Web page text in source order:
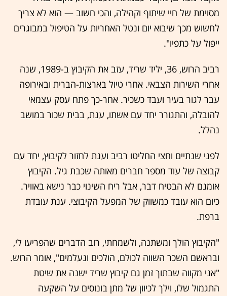
מסוימת של חיי שיתוף וקהילה, והכי חשוב — הוא לא צריך
לחשוש מכך שיבוא יום ונטל האחריות על הטיפול במבוגרים
ייפול על כתפיו".
רביב הרוש, 36, יליד שריד, עזב את הקיבוץ ב-1989, שנה
אחרי השירות הצבאי. אחרי טיול בארצות-הברית ובאירופה
עבר לגור בעיר ועבד כשכיר. אחר-כך פתח עסק עצמאי
להובלה, והתגורר יחד עם אשתו, ענת, בבית שכור במושב
נהלל.
לפני שנתיים וחצי החליטו רביב וענת לחזור לקיבוץ, יחד עם
קבוצה של עוד מספר חברים מאותה שכבת גיל. הקיבוץ
אומנם לא הבטיח דבר, אבל ריח השינוי כבר נישא באוויר.
כיום הוא עובד כמשווק של המפעל הקיבוצי. ענת עובדת
ברפת.
"הקיבוץ הולך ומשתנה, ולשמחתי, רוב הדברים שהפריעו לי,
ובראשם השכר השווה לכולם, הולכים ונעלמים", אומר הרוש.
"אני מקווה שבתוך זמן גם קיבוץ שריד ישנה את שיטת
התגמול שלו, וילך לכיוון של מתן בונוסים על השקעה